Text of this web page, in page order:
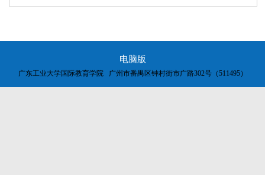
电脑版
广东工业大学国际教育学院 广州市番禺区钟村街市广路302号（511495）